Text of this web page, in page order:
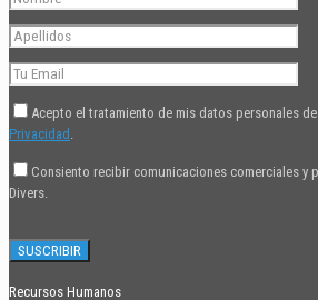
Acepto el tratamiento de mis datos personales
Privacidad .
Consiento recibir comunicaciones comerciales y
Divers.
Recursos Humanos